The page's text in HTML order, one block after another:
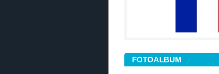
FOTOALBUM